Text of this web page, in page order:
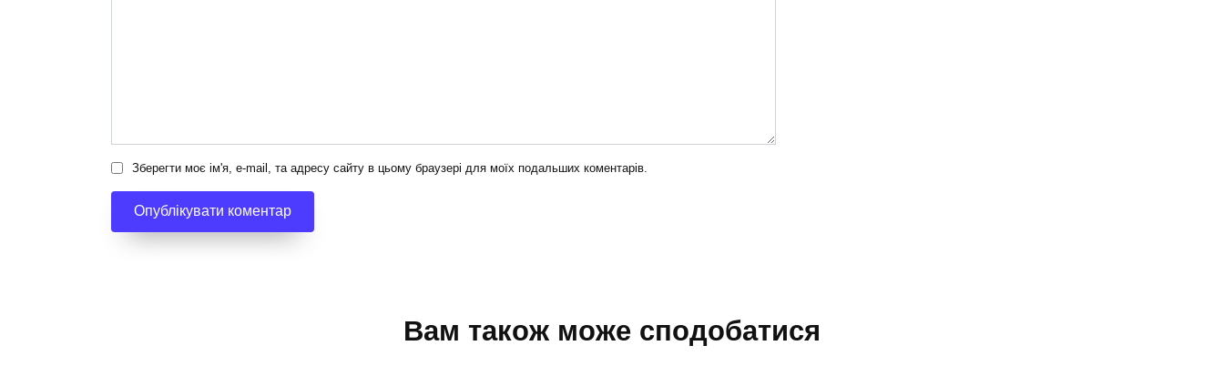
Зберегти моє ім'я, e-mail, та адресу сайту в цьому браузері для моїх подальших коментарів.
Вам також може сподобатися